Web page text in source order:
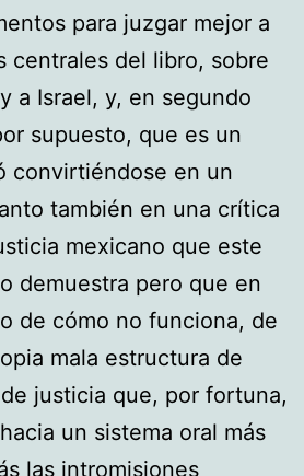
para juzgar mejor a
centrales del libro, sobre
a Israel, y, en segundo
supuesto, que es un
convirtiéndose en un
también en una crítica
mexicano que este
demuestra pero que en
de cómo no funciona, de
mala estructura de
justicia que, por fortuna,
un sistema oral más
las intromisiones